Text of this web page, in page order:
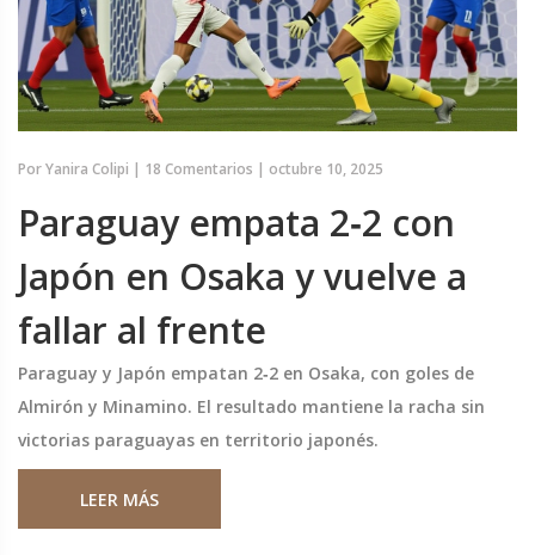
PorYanira Colipi | 18 Comentarios | octubre 10, 2025
Paraguay empata 2‑2 con
Japón en Osaka y vuelve a
fallar al frente
Paraguay y Japón empatan 2‑2 en Osaka, con goles de
Almirón y Minamino. El resultado mantiene la racha sin
victorias paraguayas en territorio japonés.
LEER MÁS